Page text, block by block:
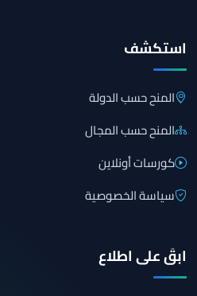
استكشف
المنح حسب الدولة
المنح حسب المجال
كورسات أونلاين
سياسة الخصوصية
ابقَ على اطلاع